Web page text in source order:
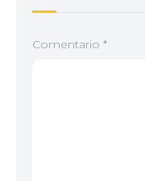
Comentario *